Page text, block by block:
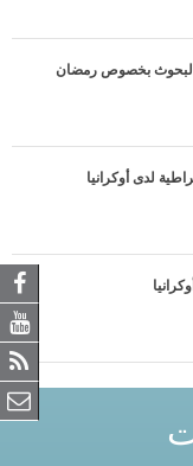
والبحوث بخصوص رمضان
لدى أوكرانيا